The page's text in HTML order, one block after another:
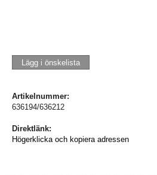
Lägg i önskelista
Artikelnummer:
636194/636212
Direktlänk:
Högerklicka och kopiera adressen